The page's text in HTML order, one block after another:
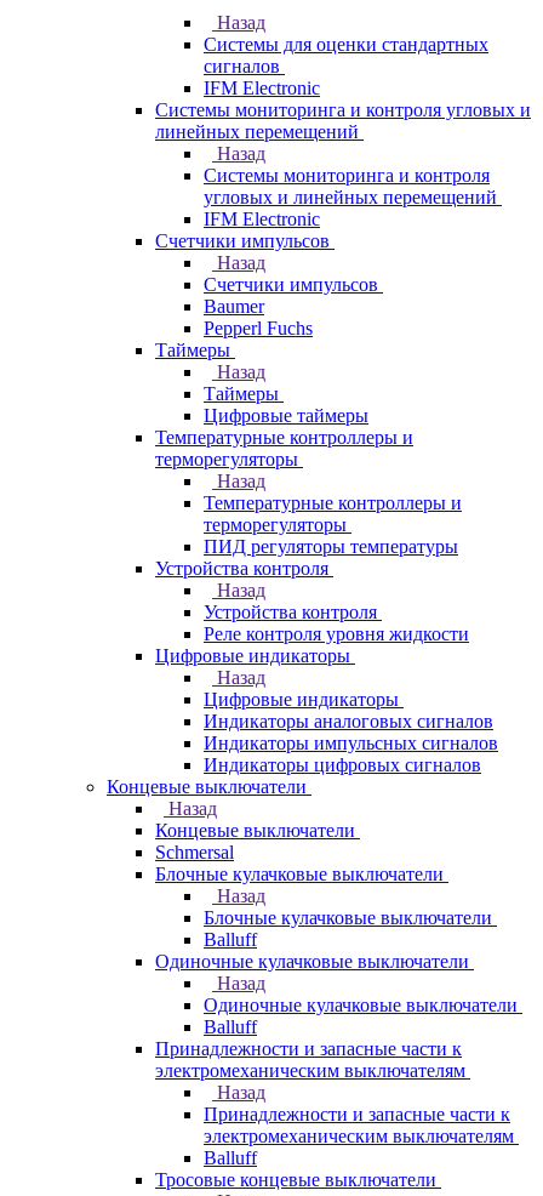
Назад
Системы для оценки стандартных
сигналов
IFM Electronic
Системы мониторинга и контроля угловых и
линейных перемещений
Назад
Системы мониторинга и контроля
угловых и линейных перемещений
IFM Electronic
Счетчики импульсов
Назад
Счетчики импульсов
Baumer
Pepperl Fuchs
Таймеры
Назад
Таймеры
Цифровые таймеры
Температурные контроллеры и
терморегуляторы
Назад
Температурные контроллеры и
терморегуляторы
ПИД регуляторы температуры
Устройства контроля
Назад
Устройства контроля
Реле контроля уровня жидкости
Цифровые индикаторы
Назад
Цифровые индикаторы
Индикаторы аналоговых сигналов
Индикаторы импульсных сигналов
Индикаторы цифровых сигналов
Концевые выключатели
Назад
Концевые выключатели
Schmersal
Блочные кулачковые выключатели
Назад
Блочные кулачковые выключатели
Balluff
Одиночные кулачковые выключатели
Назад
Одиночные кулачковые выключатели
Balluff
Принадлежности и запасные части к
электромеханическим выключателям
Назад
Принадлежности и запасные части к
электромеханическим выключателям
Balluff
Тросовые концевые выключатели